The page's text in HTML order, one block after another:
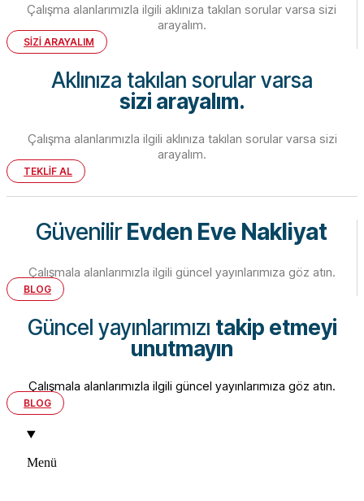
Çalışma alanlarımızla ilgili aklınıza takılan sorular varsa sizi
arayalım.
SİZİ ARAYALIM
Aklınıza takılan sorular varsa
sizi arayalım.
Çalışma alanlarımızla ilgili aklınıza takılan sorular varsa sizi
arayalım.
TEKLİF AL
GüvenilirEvden Eve Nakliyat
Çalışmala alanlarımızla ilgili güncel yayınlarımıza göz atın.
BLOG
Güncel yayınlarımızı takip etmeyi
unutmayın
Çalışmala alanlarımızla ilgili güncel yayınlarımıza göz atın.
BLOG
Menü